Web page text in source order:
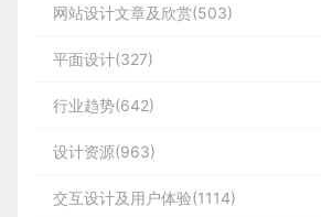
网站设计文章及欣赏(503)
平面设计(327)
行业趋势(642)
设计资源(963)
交互设计及用户体验(1114)